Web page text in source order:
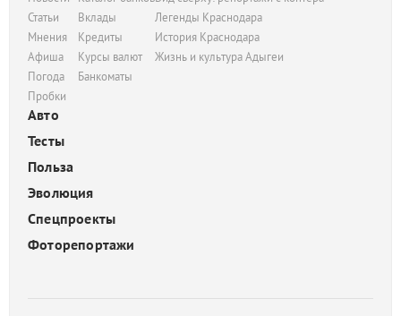
Статьи
Мнения
Афиша
Погода
Пробки
Вклады
Кредиты
Курсы валют
Банкоматы
Легенды Краснодара
История Краснодара
Жизнь и культура Адыгеи
Авто
Тесты
Польза
Эволюция
Спецпроекты
Фоторепортажи